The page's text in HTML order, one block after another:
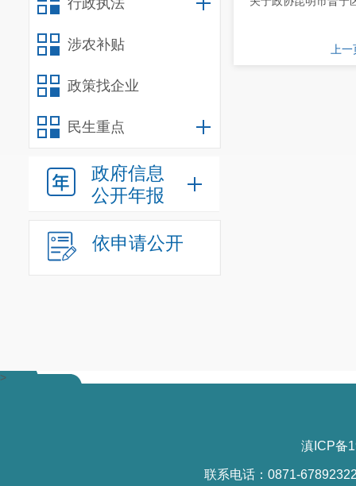
行政执法
涉农补贴
政策找企业
民生重点
政府信息
公开年报
依申请公开
上
>
滇ICP备
联系电话：0871-